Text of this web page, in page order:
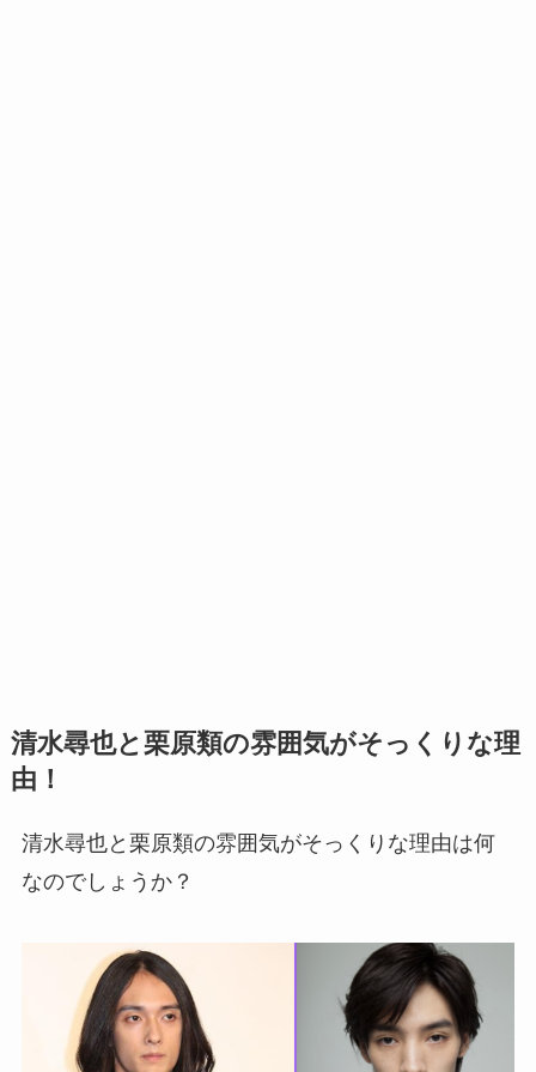
清水尋也と栗原類の雰囲気がそっくりな理
由！
清水尋也と栗原類の雰囲気がそっくりな理由は何
なのでしょうか？